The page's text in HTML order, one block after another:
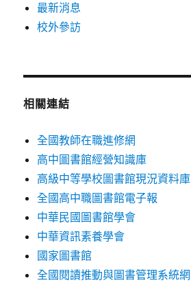
最新消息
校外參訪
相關連結
全國教師在職進修網
高中圖書館經營知識庫
高級中等學校圖書館現況資料庫
全國高中職圖書館電子報
中華民國圖書館學會
中華資訊素養學會
國家圖書館
全國閱讀推動與圖書管理系統網